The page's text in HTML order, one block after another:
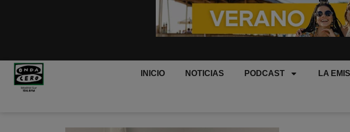
INICIO NOTICIAS PODCAST LA